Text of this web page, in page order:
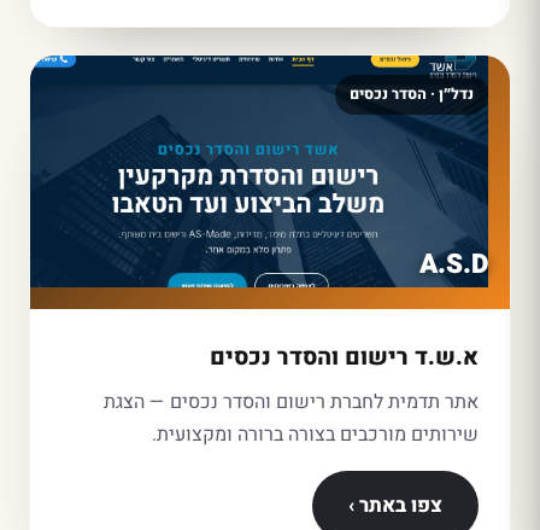
נדל״ן · הסדר נכסים
A.S.D
א.ש.ד רישום והסדר נכסים
אתר תדמית לחברת רישום והסדר נכסים — הצגת
שירותים מורכבים בצורה ברורה ומקצועית.
צפו באתר ›